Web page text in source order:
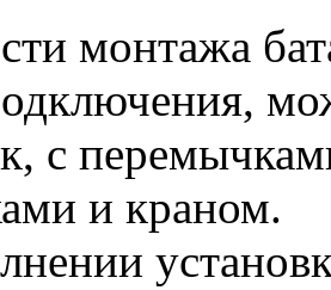
монтажа
с
и краном.